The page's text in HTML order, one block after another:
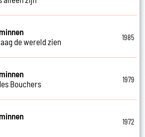
de wereld zien
1985
Bouchers
1979
1972